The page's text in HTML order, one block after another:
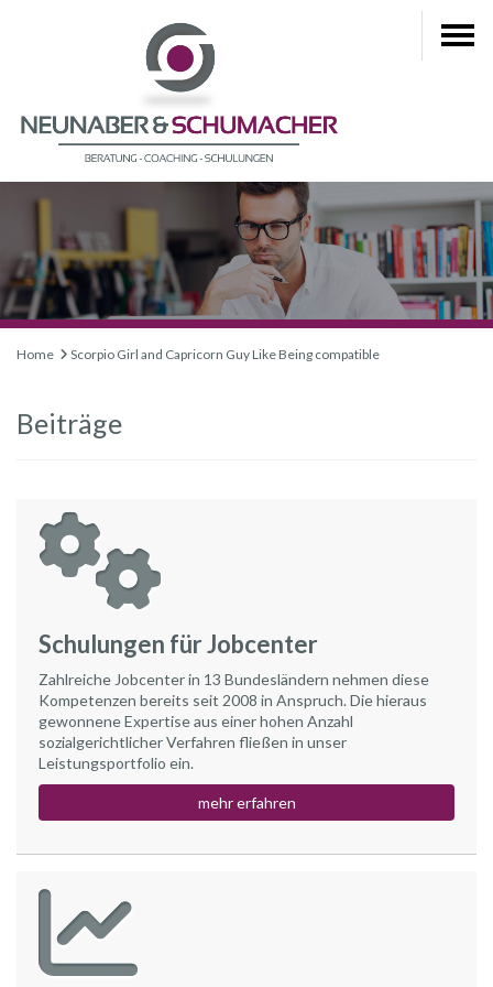
Home Scorpio Girl and Capricorn Guy Like Being compatible
Beiträge
Schulungen für Jobcenter
Zahlreiche Jobcenter in 13 Bundesländern nehmen diese
Kompetenzen bereits seit 2008 in Anspruch. Die hieraus
gewonnene Expertise aus einer hohen Anzahl
sozialgerichtlicher Verfahren fließen in unser
Leistungsportfolio ein.
mehr erfahren